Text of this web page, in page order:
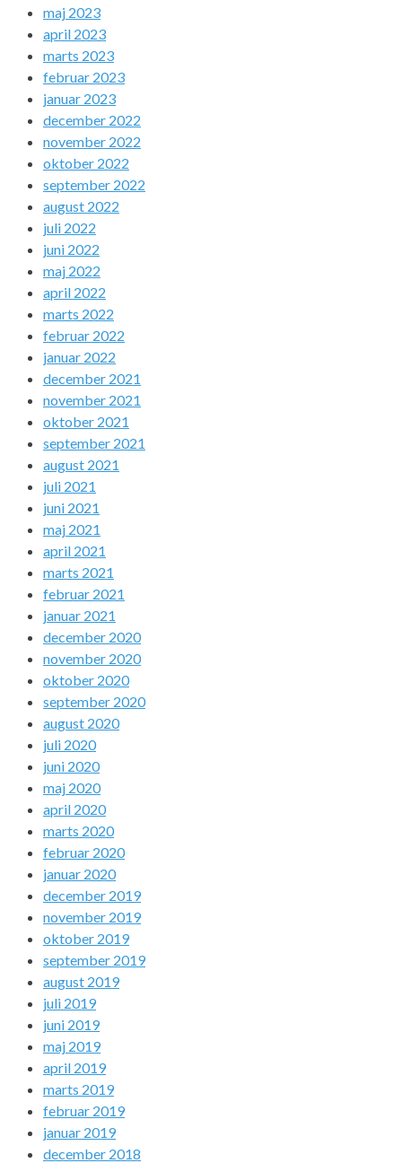
maj 2023
april 2023
marts 2023
februar 2023
januar 2023
december 2022
november 2022
oktober 2022
september 2022
august 2022
juli 2022
juni 2022
maj 2022
april 2022
marts 2022
februar 2022
januar 2022
december 2021
november 2021
oktober 2021
september 2021
august 2021
juli 2021
juni 2021
maj 2021
april 2021
marts 2021
februar 2021
januar 2021
december 2020
november 2020
oktober 2020
september 2020
august 2020
juli 2020
juni 2020
maj 2020
april 2020
marts 2020
februar 2020
januar 2020
december 2019
november 2019
oktober 2019
september 2019
august 2019
juli 2019
juni 2019
maj 2019
april 2019
marts 2019
februar 2019
januar 2019
december 2018